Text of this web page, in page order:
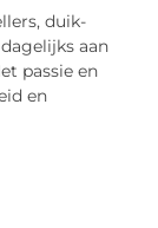
duik-
aan
passie en
en